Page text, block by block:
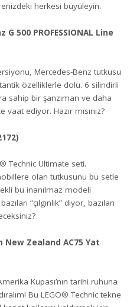
herkesi büyüleyin.
500 PROFESSIONAL Line
Mercedes-Benz tutkusu
özelliklerle dolu. 6 silindirli
sahip bir şanzıman ve daha
ediyor. Hazır mısınız?
Technic Ultimate seti.
olan tutkusunu bu setle
bu inanılmaz modeli
“çılgınlık” diyor, bazıları
New Zealand AC75 Yat
Kupası’nın tarihi ruhuna
Bu LEGO® Technic tekne